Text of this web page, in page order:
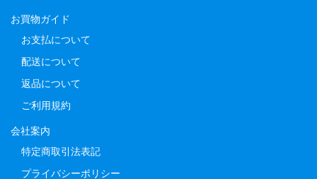
お買物ガイド
お支払について
配送について
返品について
ご利用規約
会社案内
特定商取引法表記
プライバシーポリシー